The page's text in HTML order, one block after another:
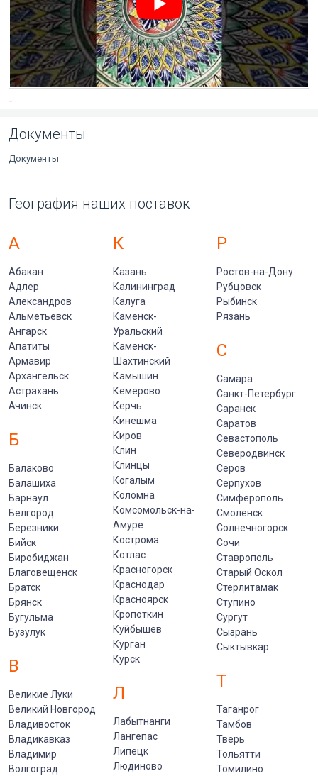
-
Документы
Документы
География наших поставок
А
Абакан
Адлер
Александров
Альметьевск
Ангарск
Апатиты
Армавир
Архангельск
Астрахань
Ачинск
Б
Балаково
Балашиха
Барнаул
Белгород
Березники
Бийск
Биробиджан
Благовещенск
Братск
Брянск
Бугульма
Бузулук
В
Великие Луки
Великий Новгород
Владивосток
Владикавказ
Владимир
Волгоград
К
Казань
Калининград
Калуга
Каменск-
Уральский
Каменск-
Шахтинский
Камышин
Кемерово
Керчь
Кинешма
Киров
Клин
Клинцы
Когалым
Коломна
Комсомольск-на-
Амуре
Кострома
Котлас
Красногорск
Краснодар
Красноярск
Кропоткин
Куйбышев
Курган
Курск
Л
Лабытнанги
Лангепас
Липецк
Людиново
Р
Ростов-на-Дону
Рубцовск
Рыбинск
Рязань
С
Самара
Санкт-Петербург
Саранск
Саратов
Севастополь
Северодвинск
Серов
Серпухов
Симферополь
Смоленск
Солнечногорск
Сочи
Ставрополь
Старый Оскол
Стерлитамак
Ступино
Сургут
Сызрань
Сыктывкар
Т
Таганрог
Тамбов
Тверь
Тольятти
Томилино